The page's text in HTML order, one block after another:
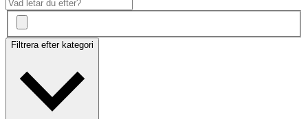
Filtrera efter kategori